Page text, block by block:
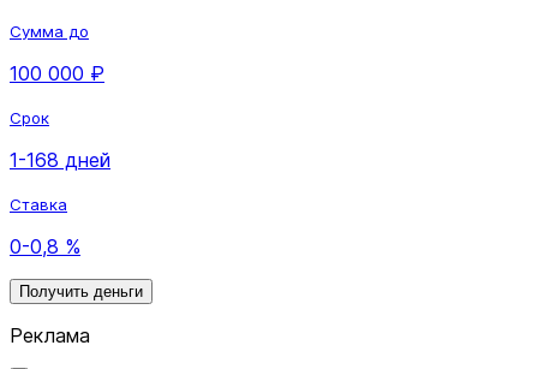
Сумма до
100 000 ₽
Срок
1-168 дней
Ставка
0-0,8 %
Получить деньги
Реклама